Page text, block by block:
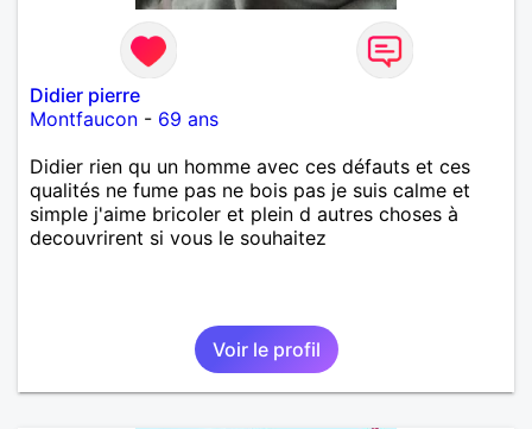
Didier pierre
Montfaucon - 69 ans
Didier rien qu un homme avec ces défauts et ces
qualités ne fume pas ne bois pas je suis calme et
simple j'aime bricoler et plein d autres choses à
decouvrirent si vous le souhaitez
Voir le profil